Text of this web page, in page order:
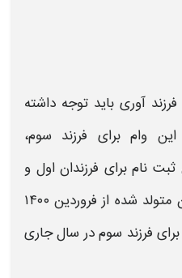
آوری باید توجه داشته
این وامبرای فرزند سوم،
ثبت‌ نامبرای فرزندان اول و
متولد شده از فروردین ۱۴۰۰
فرزند سوم در سال جاری